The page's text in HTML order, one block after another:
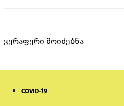
ვერაფერი მოიძებნა
COVID-19